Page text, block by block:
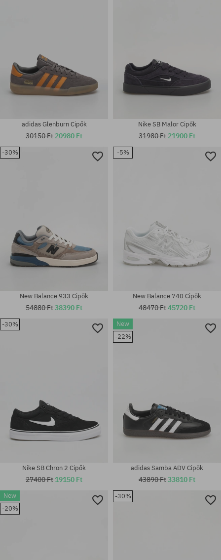
Elérhető méretek:
adidas Glenburn Cipők
30150 Ft 20980 Ft
Elérhető méretek:
Nike SB Malor Cipők
31980 Ft 21900 Ft
-30%
Elérhető méretek:
New Balance 933 Cipők
54880 Ft38390 Ft
-5%
New Balance 740 Cipők
48470 Ft45720 Ft
-30%
Nike SB Chron 2 Cipők
27400 Ft 19150 Ft
New
-22%
adidas Samba ADV Cipők
43890 Ft33810 Ft
New
-20%
-30%